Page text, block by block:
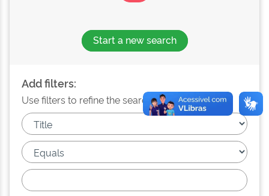
Start a new search
Add filters:
Use filters to refine the search results.